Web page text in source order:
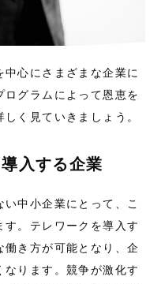
心にさまざまな企業に
グラムによって恩恵を
く見ていきましょう。
入する企業
中小企業にとって、こ
。テレワークを導入す
働き方が可能となり、企
ります。競争が激化す